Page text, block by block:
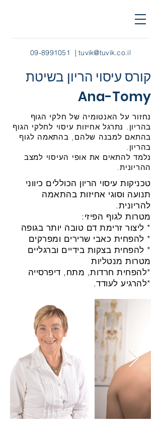
09-8991051 | tuvik@tuvik.co.il
קורס עיסוי הריון בשיטת
Ana-Tomy
נחזור על האנטומיה של חלקי הגוף
בהריון. נתרגל אחיזות עיסוי לחלקי הגוף
בהתאם למבנה שלהם, בהתאמה לגוף
בהריון.
נלמד להתאים את אופי העיסוי למצב
ההריונית.
טכניקות עיסוי הריון הכוללים כיווני
תנועה וסוגי אחיזות בהתאמה
להריונית.
מטרות לגוף הפיזי:
* ליצור זרימת דם טובה יותר בגופה
* להפחית כאבי שרירים ומפרקים
* להפחית בצקות בידיים וברגליים
מטרות מנטליות
*להפחית חרדות, מתח, דיפרסייה
*להרגיע לעודד.